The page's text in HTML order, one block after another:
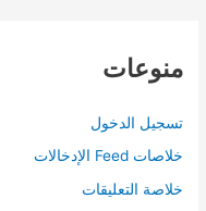
منوعات
تسجيل الدخول
خلاصات Feed الإدخالات
خلاصة التعليقات